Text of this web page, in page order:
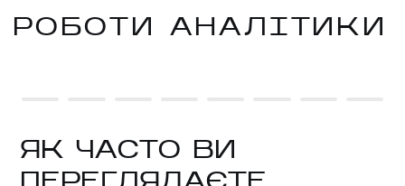
РОБОТИ АНАЛІТИКИ